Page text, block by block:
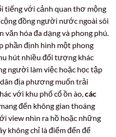
tiếng với cảnh quan thơ mộng
đồng người nước ngoài sôi
văn hóa đa dạng và phong phú.
phần định hình một phong
hút nhiều đối tượng khác
người làm việc hoặc học tập
địa phương muốn trải
với khu phố cổ ồn ào,các
đến không gian thoáng
view nhìn ra hồ hoặc những
không chỉ là điểm đến để